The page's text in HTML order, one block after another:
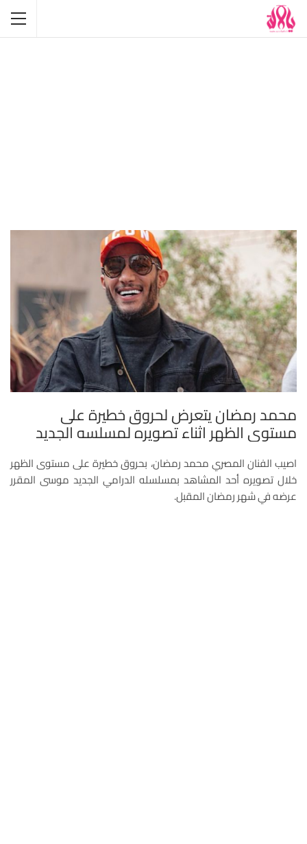
محمد رمضان يتعرض لحروق خطيرة على
مستوى الظهر اثناء تصويره لمسلسه الجديد
اصيب الفنان المصري محمد رمضان، بحروق خطيرة على مستوى الظهر
خلال تصويره أحد المشاهد بمسلسله الدرامي الجديد موسى المقرر
عرضه في شهر رمضان المقبل.